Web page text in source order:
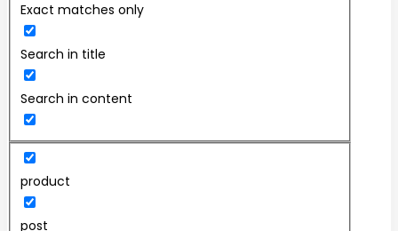
Exact matches only
Search in title
Search in content
product
post